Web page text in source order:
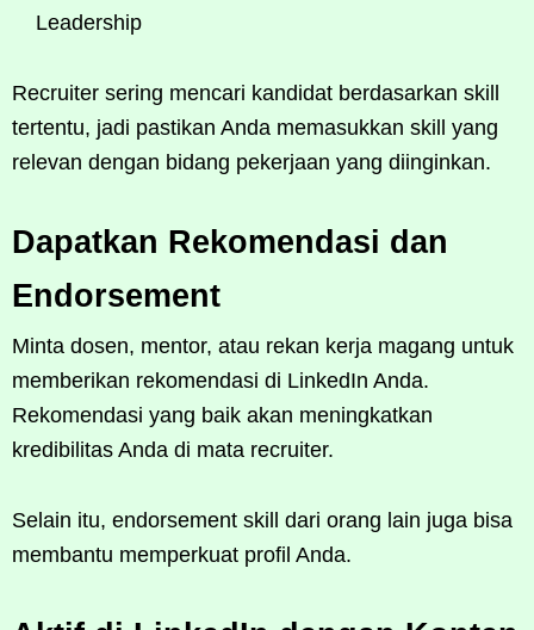
Leadership
Recruiter sering mencari kandidat berdasarkan skill
tertentu, jadi pastikan Anda memasukkan skill yang
relevan dengan bidang pekerjaan yang diinginkan.
Dapatkan Rekomendasi dan
Endorsement
Minta dosen, mentor, atau rekan kerja magang untuk
memberikan rekomendasi di LinkedIn Anda.
Rekomendasi yang baik akan meningkatkan
kredibilitas Anda di mata recruiter.
Selain itu, endorsement skill dari orang lain juga bisa
membantu memperkuat profil Anda.